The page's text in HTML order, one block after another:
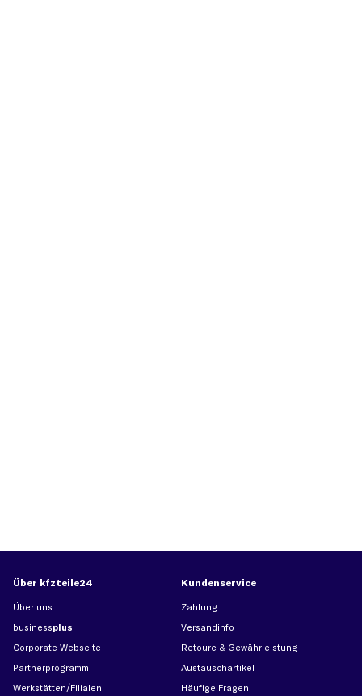
Über kfzteile24
Über uns
businessplus
Corporate Webseite
Partnerprogramm
Werkstätten/Filialen
Kundenservice
Zahlung
Versandinfo
Retoure & Gewährleistung
Austauschartikel
Häufige Fragen